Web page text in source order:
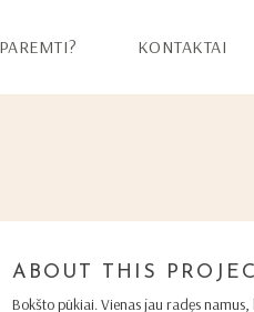
KONTAKTAI
ABOUT THIS
Bokšto pūkiai. Vienas jau radęs